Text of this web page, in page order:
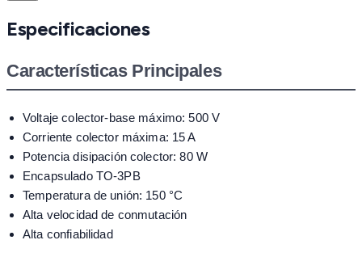
Especificaciones
Características Principales
Voltaje colector-base máximo: 500 V
Corriente colector máxima: 15 A
Potencia disipación colector: 80 W
Encapsulado TO-3PB
Temperatura de unión: 150 °C
Alta velocidad de conmutación
Alta confiabilidad